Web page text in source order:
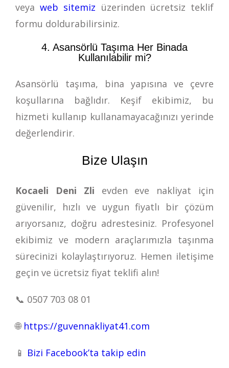
veyaweb sitemiz üzerinden ücretsiz teklif
formu doldurabilirsiniz.
4. Asansörlü Taşıma Her Binada
Kullanılabilir mi?
Asansörlü taşıma, bina yapısına ve çevre
koşullarına bağlıdır. Keşif ekibimiz, bu
hizmeti kullanıp kullanamayacağınızı yerinde
değerlendirir.
Bize Ulaşın
Kocaeli Deni Zli evden eve nakliyat için
güvenilir, hızlı ve uygun fiyatlı bir çözüm
arıyorsanız, doğru adrestesiniz. Profesyonel
ekibimiz ve modern araçlarımızla taşınma
sürecinizi kolaylaştırıyoruz. Hemen iletişime
geçin ve ücretsiz fiyat teklifi alın!
📞 0507 703 08 01
🌐 https://guvennakliyat41.com
📱 Bizi Facebook’ta takip edin